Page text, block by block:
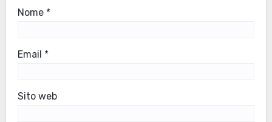
Nome *
Email *
Sito web